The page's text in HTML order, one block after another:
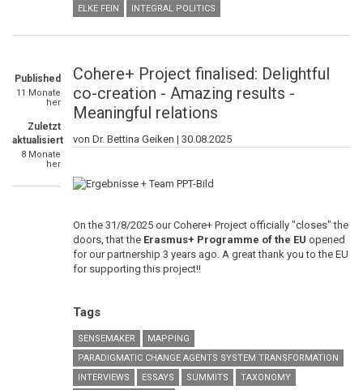
ELKE FEIN INTEGRAL POLITICS
Published
11 Monate
her
Zuletzt
aktualisiert
8 Monate
her
Cohere+ Project finalised: Delightful
co-creation - Amazing results -
Meaningful relations
von Dr. Bettina Geiken | 30.08.2025
On the 31/8/2025 our Cohere+ Project officially "closes" the
doors, that the Erasmus+ Programme of the EU opened
for our partnership 3 years ago. A great thank you to the EU
for supporting this project!!
Tags
SENSEMAKER
MAPPING
PARADIGMATIC CHANGE AGENTS SYSTEM TRANSFORMATION
INTERVIEWS
ESSAYS SUMMITS TAXONOMY